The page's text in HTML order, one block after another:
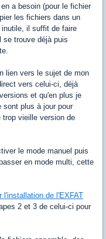
a besoin (pour le fichier
les fichiers dans un
il suffit de faire
se trouve déjà puis
lien vers le sujet de mon
vers celui-ci, déjà
et qu'en plus je
sont plus à jour pour
vieille version de
le mode manuel puis
en mode multi, cette
l'installation de l'EXFAT
2 et 3 de celui-ci pour